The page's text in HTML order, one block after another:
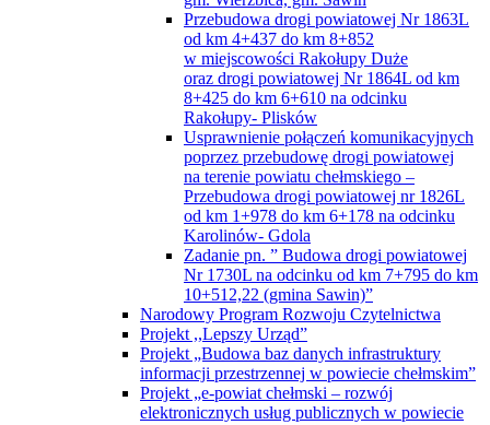
Przebudowa drogi powiatowej Nr 1863L
od km 4+437 do km 8+852
w miejscowości Rakołupy Duże
oraz drogi powiatowej Nr 1864L od km
8+425 do km 6+610 na odcinku
Rakołupy- Plisków
Usprawnienie połączeń komunikacyjnych
poprzez przebudowę drogi powiatowej
na terenie powiatu chełmskiego –
Przebudowa drogi powiatowej nr 1826L
od km 1+978 do km 6+178 na odcinku
Karolinów- Gdola
Zadanie pn. ” Budowa drogi powiatowej
Nr 1730L na odcinku od km 7+795 do km
10+512,22 (gmina Sawin)”
Narodowy Program Rozwoju Czytelnictwa
Projekt ,,Lepszy Urząd”
Projekt „Budowa baz danych infrastruktury
informacji przestrzennej w powiecie chełmskim”
Projekt „e-powiat chełmski – rozwój
elektronicznych usług publicznych w powiecie